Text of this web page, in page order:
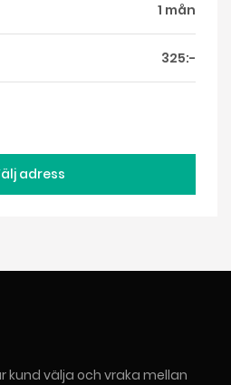
1 mån
325:-
adress
kund välja och vraka mellan